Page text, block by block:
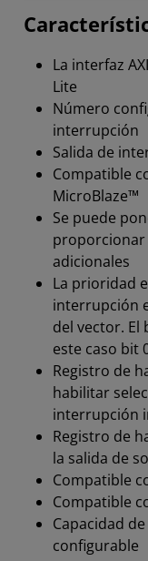
La interfaz
Lite
Número
interrupción
Salida de
Compatible
MicroBlaze™
Se puede
adicionales
La prioridad
interrupción
del vector. El
este caso bit
Registro de
habilitar
interrupción
Registro de
la salida de
Compatible
Compatible
Capacidad
configurable